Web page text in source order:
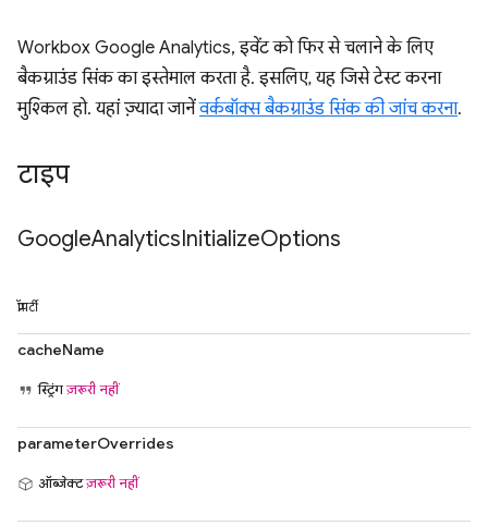
Workbox Google Analytics, इवेंट को फिर से चलाने के लिए
बैकग्राउंड सिंक का इस्तेमाल करता है. इसलिए, यह जिसे टेस्ट करना
मुश्किल हो. यहां ज़्यादा जानेंवर्कबॉक्स बैकग्राउंड सिंक की जांच करना.
टाइप
GoogleAnalyticsInitializeOptions
प्रॉपर्टी
cacheName
स्ट्रिंगज़रूरी नहीं
parameterOverrides
ऑब्जेक्टज़रूरी नहीं